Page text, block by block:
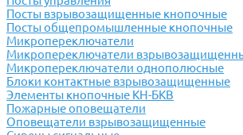
Посты взрывозащищенные кнопочные
Посты общепромышленные кнопочные
Микропереключатели
Микропереключатели
Микропереключатели однополюсные
Блоки контактные взрывозащищенные
Элементы кнопочные КН-БКВ
Пожарные оповещатели
Оповещатели взрывозащищенные